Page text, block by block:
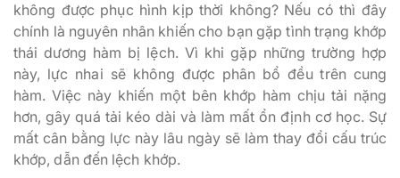
không được phục hình kịp thời không? Nếu có thì đây
chính là nguyên nhân khiến cho bạn gặp tình trạng khớp
thái dương hàm bị lệch. Vì khi gặp những trường hợp
này, lực nhai sẽ không được phân bổ đều trên cung
hàm. Việc này khiến một bên khớp hàm chịu tải nặng
hơn, gây quá tải kéo dài và làm mất ổn định cơ học. Sự
mất cân bằng lực này lâu ngày sẽ làm thay đổi cấu trúc
khớp, dẫn đến lệch khớp.